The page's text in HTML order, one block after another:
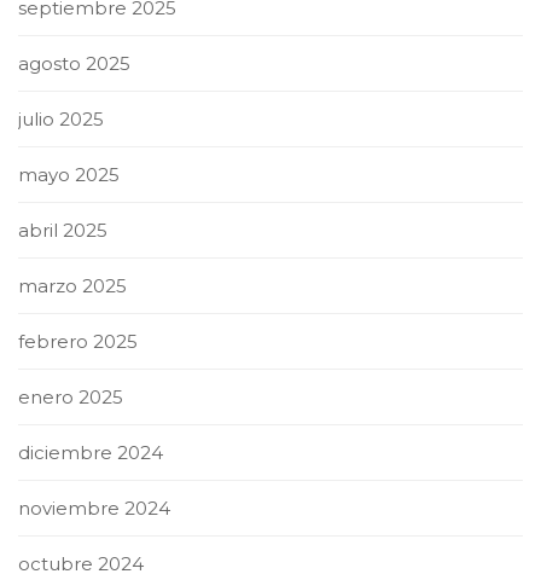
septiembre 2025
agosto 2025
julio 2025
mayo 2025
abril 2025
marzo 2025
febrero 2025
enero 2025
diciembre 2024
noviembre 2024
octubre 2024